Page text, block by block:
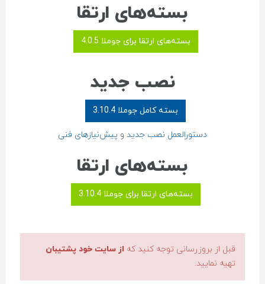
بسته‌های ارتقا
بسته‌های ارتقا برای جوملا 4.0.5
نصب جدید
بسته کامل جوملا 3.10.4
دستورالعمل نصب جدید و پیش‌نیازهای فنی
بسته‌های ارتقا
بسته‌های ارتقا برای جوملا 3.10.4
قبل از بروزرسانی توجه کنید که از سایت خود پشتیبان
تهیه نمایید.